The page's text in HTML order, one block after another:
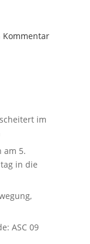
im
am 5.
in die
ASC 09